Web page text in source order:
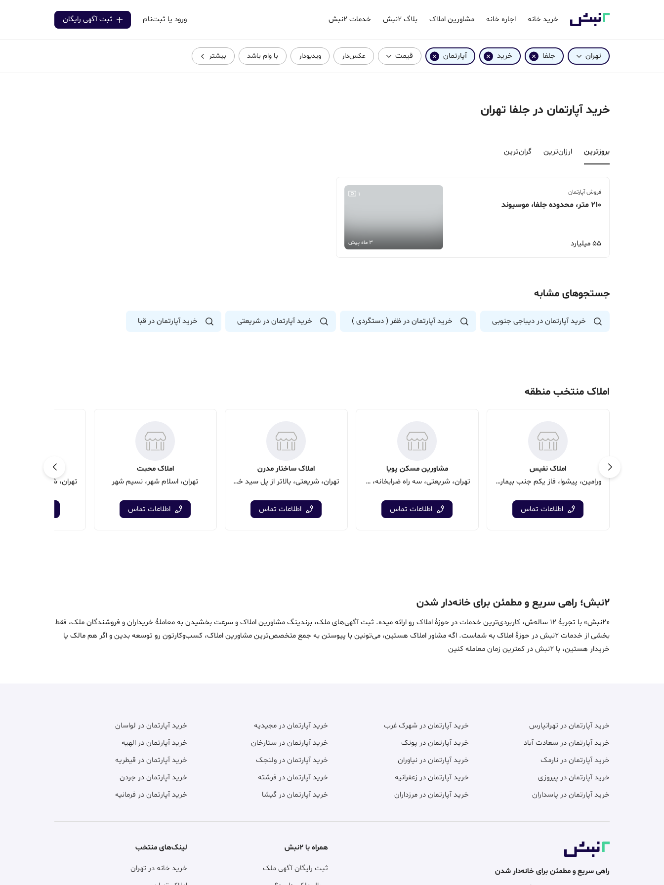
خرید خانه اجاره خانه مشاورین املاک بلاگ ۲نبش خدمات ۲نبش ورود یا ثبت‌نام ثبت آگهی رایگان
تهران جلفا خرید آپارتمان قیمت عکس‌دار ویدیودار با وام باشد بیشتر
خرید آپارتمان در جلفا تهران
بروزترین‌ ارزان‌ترین گران‌ترین
فروش آپارتمان
210 متر، محدوده جلفا، موسیوند
55 میلیارد
1
3 ماه پیش
جستجوهای مشابه
خرید آپارتمان در دیباجی جنوبی خرید آپارتمان در ظفر ( دستگردی ) خرید آپارتمان در شریعتی خرید آپارتمان در قبا
املاک منتخب منطقه
املاک نفیس
ورامین، پیشوا، فاز یکم جنب بیمارستان در حال احداث
اطلاعات تماس
مشاورین مسکن پویا
تهران، شریعتی، سه راه ضرابخانه، پلاک 1037
اطلاعات تماس
املاک ساختار مدرن
تهران، شریعتی، بالاتر از پل سید خندان بن بست خندان پلاک 8
اطلاعات تماس
املاک محبت
تهران، اسلام شهر، نسیم شهر
اطلاعات تماس
۲نبش؛ راهی سریع و مطمئن برای خانه‌دار شدن
«2نبش» با تجربۀ 12 ساله‌ش، کاربردی‌ترین خدمات در حوزۀ املاک رو ارائه میده. ثبت آگهی‌های ملک، برندینگ مشاورین املاک و سرعت بخشیدن به معاملۀ خریداران و فروشندگان ملک، فقط
بخشی از خدمات 2نبش در حوزۀ املاک به شماست. اگه مشاور املاک هستین، می‌تونین با پیوستن به جمع متخصص‌ترین مشاورین املاک، کسب‌وکارتون رو توسعه بدین و اگر هم مالک یا
خریدار هستین، با 2نبش در کمترین زمان معامله‌ کنین
خرید آپارتمان در تهرانپارس
خرید آپارتمان در سعادت آباد
خرید آپارتمان در نارمک
خرید آپارتمان در پیروزی
خرید آپارتمان در پاسداران
خرید آپارتمان در شهرک غرب
خرید آپارتمان در پونک
خرید آپارتمان در نیاوران
خرید آپارتمان در زعفرانیه
خرید آپارتمان در مرزداران
خرید آپارتمان در مجیدیه
خرید آپارتمان در ستارخان
خرید آپارتمان در ولنجک
خرید آپارتمان در فرشته
خرید آپارتمان در گیشا
خرید آپارتمان در لواسان
خرید آپارتمان در الهیه
خرید آپارتمان در قیطریه
خرید آپارتمان در جردن
خرید آپارتمان در فرمانیه
راهی سریع و مطمئن برای خانه‌دار شدن
همراه با ۲نبش
ثبت رایگان آگهی ملک
لینک‌های منتخب
خرید خانه در تهران